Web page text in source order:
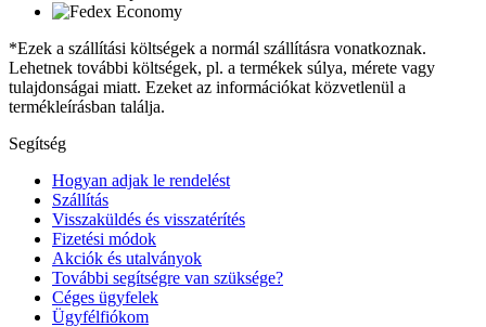
*Ezek a szállítási költségek a normál szállításra vonatkoznak.
Lehetnek további költségek, pl. a termékek súlya, mérete vagy
tulajdonságai miatt. Ezeket az információkat közvetlenül a
termékleírásban találja.
Segítség
Hogyan adjak le rendelést
Szállítás
Visszaküldés és visszatérítés
Fizetési módok
Akciók és utalványok
További segítségre van szüksége?
Céges ügyfelek
Ügyfélfiókom